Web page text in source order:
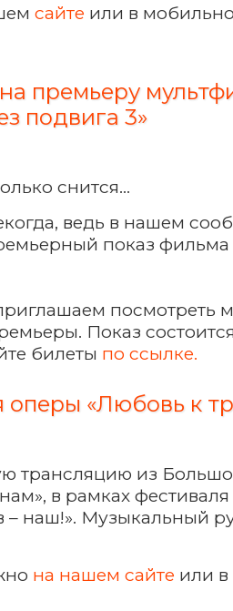
сайте или в
премьеру
подвига 3»
снится...
ведь в нашем
показ фильма
посмотреть
Показ
билеты по ссылке.
«Любовь к
трансляцию из
в рамках фестиваля
– наш!». Музыкальный
на нашем сайте или